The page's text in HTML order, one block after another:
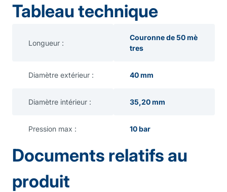
Tableau technique
Longueur :
Couronne de 50 mè
tres
Diamètre extérieur : 40 mm
Diamètre intérieur : 35,20 mm
Pression max : 10 bar
Documents relatifs au
produit